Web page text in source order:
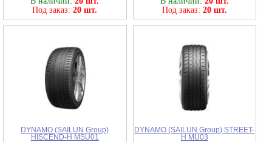
Под заказ:20 шт.
Под заказ: 20 шт.
DYNAMO (SAILUN Group)
HISCEND-H MSU01
DYNAMO (SAILUN Group) STREET-
H MU03